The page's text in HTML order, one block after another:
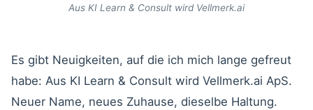
Aus KI Learn & Consult wird Vellmerk.ai
Es gibt Neuigkeiten, auf die ich mich lange gefreut
habe: Aus KI Learn & Consult wird Vellmerk.ai ApS.
Neuer Name, neues Zuhause, dieselbe Haltung.